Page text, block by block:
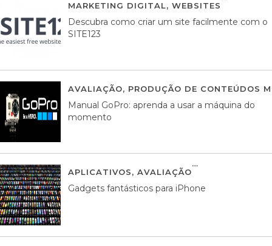
MARKETING DIGITAL, WEBSITES
Descubra como criar um site facilmente com o
SITE123
AVALIAÇÃO, PRODUÇÃO DE CONTEÚDOS
Manual GoPro: aprenda a usar a máquina do
momento
APLICATIVOS, AVALIAÇÃO
Gadgets fantásticos para iPhone